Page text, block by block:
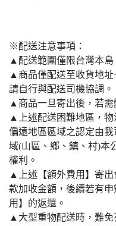
※配送注意事項：
▲配送範圍僅限台灣本島
▲商品僅配送至收貨地
請自行與配送司機協調。
▲商品一旦寄出後，若需
▲上述配送困難地區，物
偏遠地區區域之認定由
域(山區、鄉、鎮、村)本
權利。
▲上述【額外費用】寄出
款加收金額，後續若有
用】的返還。
▲大型重物配送時，難免